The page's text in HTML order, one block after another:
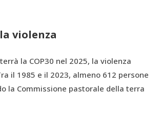
violenza
la COP30 nel 2025, la violenza
il 1985 e il 2023, almeno 612 persone
la Commissione pastorale della terra